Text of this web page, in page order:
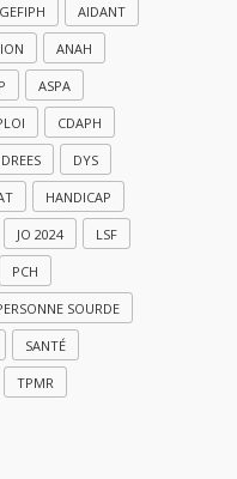
AIDANT
ANAH
ASPA
CDAPH
DREES DYS
HANDICAP
JO 2024 LSF
PCH
SOURDE
SANTÉ
TPMR